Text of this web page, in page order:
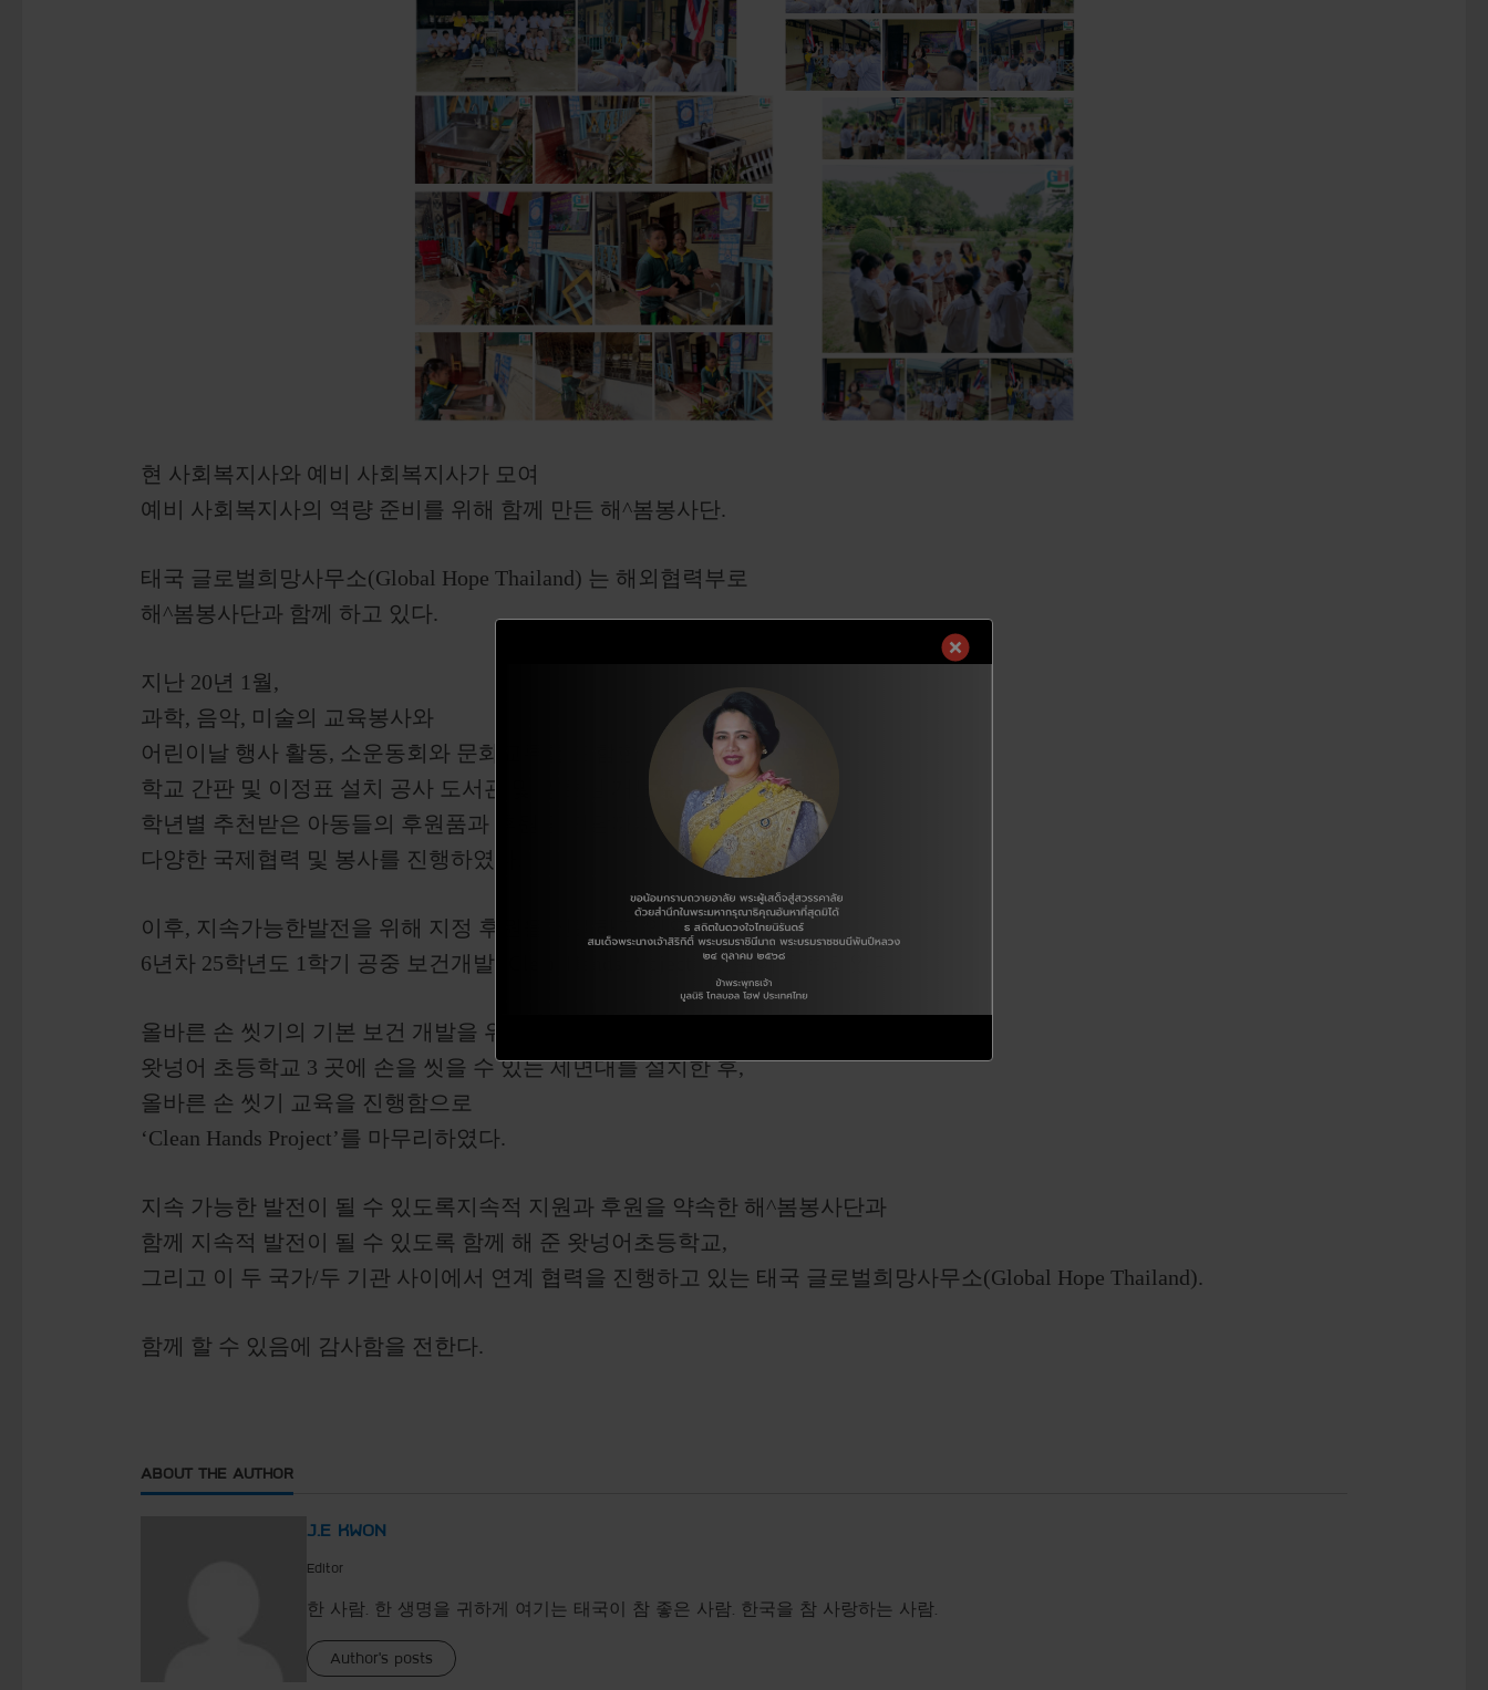
현 사회복지사와 예비 사회복지사가 모여
예비 사회복지사의 역량 준비를 위해 함께 만든 해^봄봉사단.
태국 글로벌희망사무소(Global Hope Thailand) 는 해외협력부로
해^봄봉사단과 함께 하고 있다.
지난 20년 1월,
과학, 음악, 미술의 교육봉사와
어린이날 행사 활동, 소운동회와 문화교류를 포함한 문화 교류 봉사 및
학교 간판 및 이정표 설치 공사 도서관 및 양호실 개보수, 거리미화 등과
학년별 추천받은 아동들의 후원품과 후원금 전달까지
다양한 국제협력 및 봉사를 진행하였다.
이후, 지속가능한발전을 위해 지정 후원을 진행하고 있으며
6년차 25학년도 1학기 공중 보건개발 ‘Clean Hands Project ‘ 지원이 완료되었다.
올바른 손 씻기의 기본 보건 개발을 위해
왓넝어 초등학교 3 곳에 손을 씻을 수 있는 세면대를 설치한 후,
올바른 손 씻기 교육을 진행함으로
‘Clean Hands Project’를 마무리하였다.
지속 가능한 발전이 될 수 있도록지속적 지원과 후원을 약속한 해^봄봉사단과
함께 지속적 발전이 될 수 있도록 함께 해 준 왓넝어초등학교,
그리고 이 두 국가/두 기관 사이에서 연계 협력을 진행하고 있는 태국 글로벌희망사무소(Global Hope Thailand).
함께 할 수 있음에 감사함을 전한다.
ABOUT THE AUTHOR
J.E KWON
Editor
한 사람. 한 생명을 귀하게 여기는 태국이 참 좋은 사람. 한국을 참 사랑하는 사람.
Author's posts